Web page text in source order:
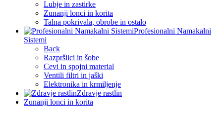
Lubje in zastirke
Zunanji lonci in korita
Talna pokrivala, obrobe in ostalo
Profesionalni Namakalni
Sistemi
Back
Razpršilci in šobe
Cevi in spojni material
Ventili filtri in jaški
Elektronika in krmiljenje
Zdravje rastlin
Zunanji lonci in korita